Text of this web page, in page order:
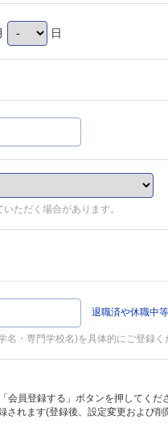
日
ただく場合があります。
退職済や休職中
名・専門学校名)を具体的にご登録く
会員登録する」ボタンを押してくだ
されます(登録後、設定変更および